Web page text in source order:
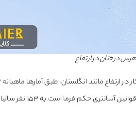
درختان در ارتفاع